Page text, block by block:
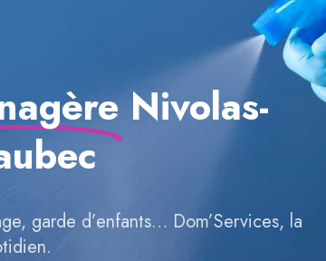
Nivolas-
garde d’enfants… Dom’Services, la